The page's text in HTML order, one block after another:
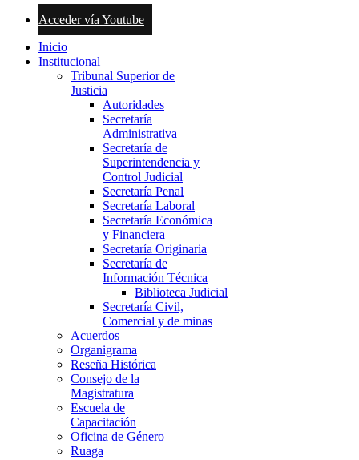
Acceder vía Youtube
Inicio
Institucional
Tribunal Superior de
Justicia
Autoridades
Secretaría
Administrativa
Secretaría de
Superintendencia y
Control Judicial
Secretaría Penal
Secretaría Laboral
Secretaría Económica
y Financiera
Secretaría Originaria
Secretaría de
Información Técnica
Biblioteca Judicial
Secretaría Civil,
Comercial y de minas
Acuerdos
Organigrama
Reseña Histórica
Consejo de la
Magistratura
Escuela de
Capacitación
Oficina de Género
Ruaga